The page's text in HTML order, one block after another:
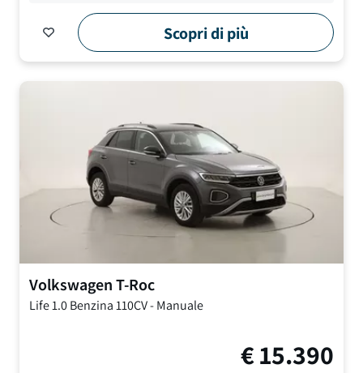
Scopri di più
VolkswagenT-Roc
Life1.0 Benzina 110CV-Manuale
€15.390